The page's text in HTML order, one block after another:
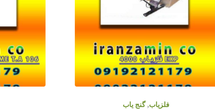
فلزیاب,گنج یاب